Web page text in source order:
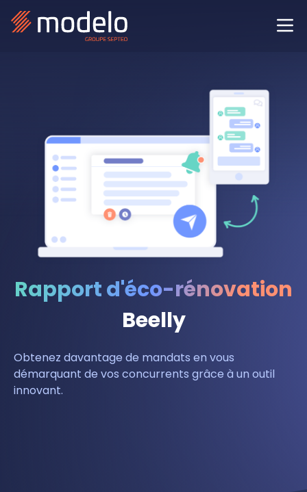
Rapport d'éco-rénovation
Beelly
Obtenez davantage de mandats en vous
démarquant de vos concurrents grâce à un outil
innovant.